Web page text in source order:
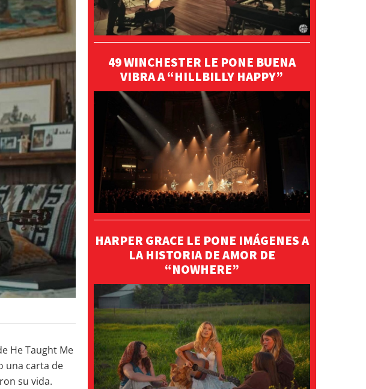
He Taught Me
una carta de
su vida.
49 WINCHESTER LE PONE BUENA
VIBRA A “HILLBILLY HAPPY”
HARPER GRACE LE PONE IMÁGENES A
LA HISTORIA DE AMOR DE
“NOWHERE”